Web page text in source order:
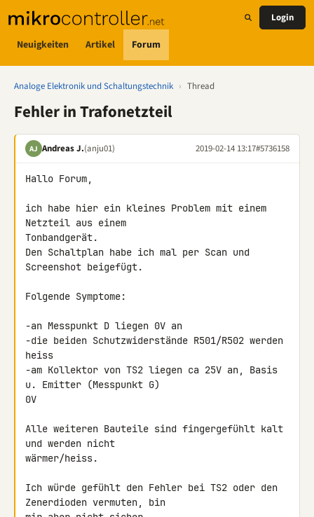
Neuigkeiten Artikel Forum
Login
Analoge Elektronik und Schaltungstechnik › Thread
Fehler in Trafonetzteil
AJ Andreas J.(anju01) 2019-02-14 13:17#5736158
Hallo Forum,
ich habe hier ein kleines Problem mit einem
Netzteil aus einem
Tonbandgerät.
Den Schaltplan habe ich mal per Scan und
Screenshot beigefügt.
Folgende Symptome:
-an Messpunkt D liegen 0V an
-die beiden Schutzwiderstände R501/R502 werden
heiss
-am Kollektor von TS2 liegen ca 25V an, Basis
u. Emitter (Messpunkt G)
0V
Alle weiteren Bauteile sind fingergefühlt kalt
und werden nicht
wärmer/heiss.
Ich würde gefühlt den Fehler bei TS2 oder den
Zenerdioden vermuten, bin